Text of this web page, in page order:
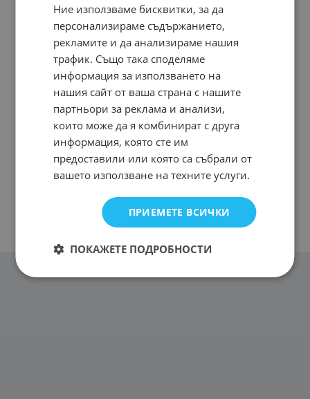
Ние използваме бисквитки, за да
персонализираме съдържанието,
рекламите и да анализираме нашия
трафик. Също така споделяме
информация за използването на
нашия сайт от ваша страна с нашите
партньори за реклама и анализи,
които може да я комбинират с друга
информация, която сте им
предоставили или която са събрали от
вашето използване на техните услуги.
ПРИЕМЕТЕ ВСИЧКИ
ПОКАЖЕТЕ ПОДРОБНОСТИ